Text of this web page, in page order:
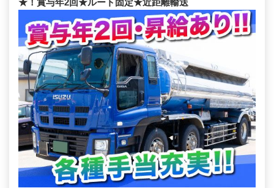
★！賞与年2回★ルート固定★近距離輸送